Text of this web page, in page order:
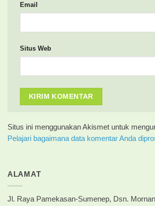
Email
Situs Web
Situs ini menggunakan Akismet untuk
Pelajari bagaimana data komentar Anda
ALAMAT
Jl. Raya Pamekasan-Sumenep, Dsn.